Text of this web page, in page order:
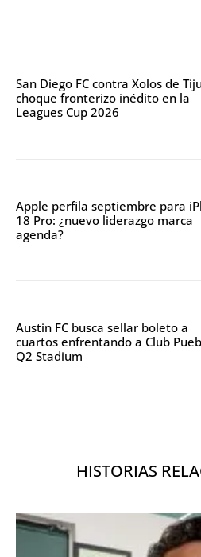
San Diego FC contra Xolos de
choque fronterizo inédito en la
Leagues Cup 2026
Apple perfila septiembre para
18 Pro: ¿nuevo liderazgo marca
agenda?
Austin FC busca sellar boleto a
cuartos enfrentando a Club
Q2 Stadium
HISTORIAS